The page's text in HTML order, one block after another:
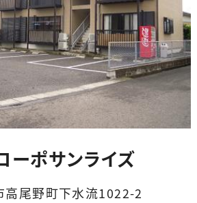
ーポサンライズ
高尾野町下水流1022-2